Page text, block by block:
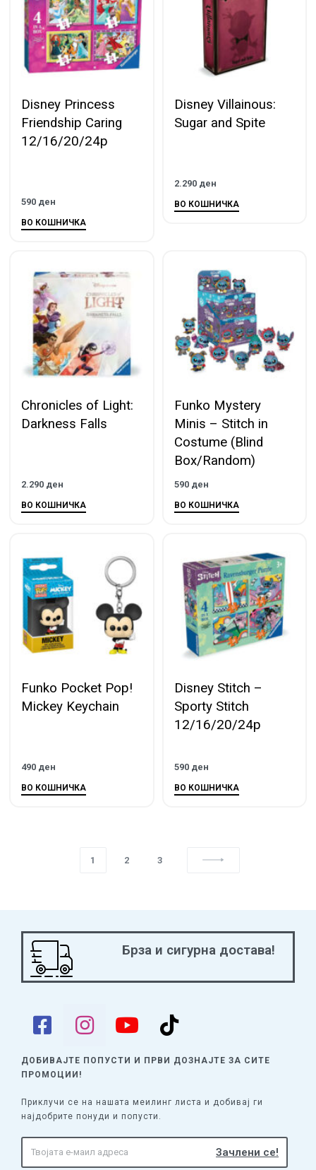
Disney Princess
Friendship Caring
12/16/20/24p
590 ден
ВО КОШНИЧКА
Disney Villainous:
Sugar and Spite
2.290 ден
ВО КОШНИЧКА
Chronicles of Light:
Darkness Falls
2.290 ден
ВО КОШНИЧКА
Funko Mystery
Minis – Stitch in
Costume (Blind
Box/Random)
590 ден
ВО КОШНИЧКА
Funko Pocket Pop!
Mickey Keychain
490 ден
ВО КОШНИЧКА
Disney Stitch –
Sporty Stitch
12/16/20/24p
590 ден
ВО КОШНИЧКА
1 2 3
Брза и сигурна достава!
ДОБИВАЈТЕ ПОПУСТИ И ПРВИ ДОЗНАЈТЕ ЗА СИТЕ
ПРОМОЦИИ!
Приклучи се на нашата меилинг листа и добивај ги
најдобрите понуди и попусти.